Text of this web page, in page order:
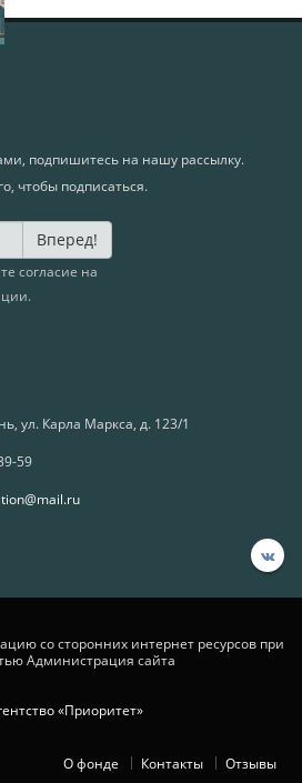
подпишитесь на нашу рассылку.
чтобы подписаться.
Вперед!
согласие на
ул. Карла Маркса, д. 123/1
59
со сторонних интернет ресурсов при
Администрация сайта
«Приоритет»
О фонде Контакты Отзывы